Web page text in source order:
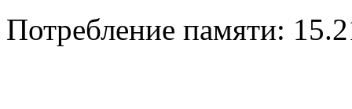
Потребление памяти: